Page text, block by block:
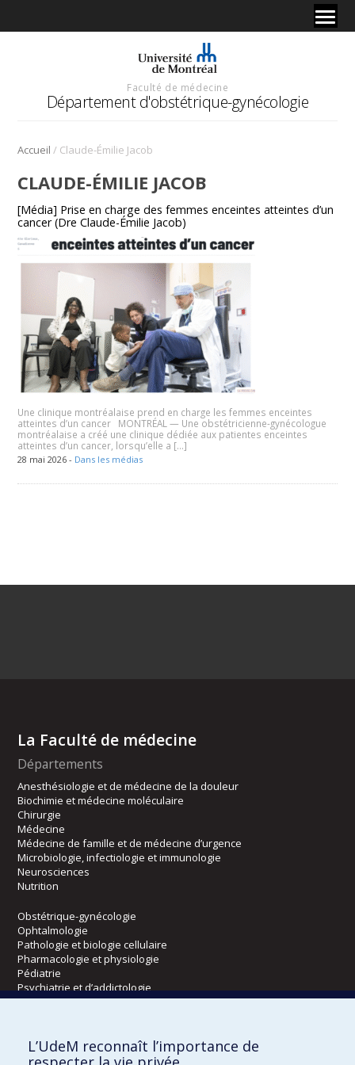
Faculté de médecine
Département d'obstétrique-gynécologie
Accueil / Claude-Émilie Jacob
CLAUDE-ÉMILIE JACOB
[Média] Prise en charge des femmes enceintes atteintes d’un
cancer (Dre Claude-Émilie Jacob)
Une clinique montréalaise prend en charge les femmes enceintes
atteintes d’un cancer MONTRÉAL — Une obstétricienne-gynécologue
montréalaise a créé une clinique dédiée aux patientes enceintes
atteintes d’un cancer, lorsqu’elle a […]
28 mai 2026 - Dans les médias
La Faculté de médecine
Départements
Anesthésiologie et de médecine de la douleur
Biochimie et médecine moléculaire
Chirurgie
Médecine
Médecine de famille et de médecine d’urgence
Microbiologie, infectiologie et immunologie
Neurosciences
Nutrition
Obstétrique-gynécologie
Ophtalmologie
Pathologie et biologie cellulaire
Pharmacologie et physiologie
Pédiatrie
Psychiatrie et d’addictologie
Radiologie, radio-oncologie et médecine nucléaire
Écoles
L’UdeM reconnaît l’importance de